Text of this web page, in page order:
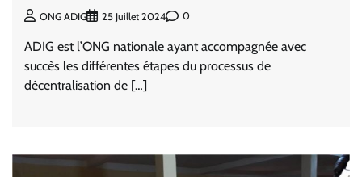
ONG ADIG 25 Juillet 2024 0
ADIG est l’ONG nationale ayant accompagnée avec
succès les différentes étapes du processus de
décentralisation de […]